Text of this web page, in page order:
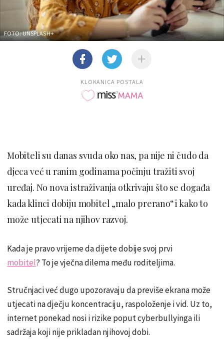
FOTO: UNSPLASH+
KLOKANICA POSTALA
Mobiteli su danas svuda oko nas, pa nije ni čudo da
djeca već u ranim godinama počinju tražiti svoj
uređaj. No nova istraživanja otkrivaju što se događa
kada klinci dobiju mobitel „malo prerano“ i kako to
može utjecati na njihov razvoj.
Kada je pravo vrijeme da dijete dobije svoj prvi
mobitel? To je vječna dilema među roditeljima.
Stručnjaci već dugo upozoravaju da previše ekrana može
utjecati na dječju koncentraciju, raspoloženje i vid. Uz to,
internet ponekad nosi i rizike poput cyberbullyinga ili
sadržaja koji nije prikladan njihovoj dobi.